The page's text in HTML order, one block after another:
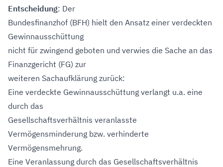
Entscheidung: Der
Bundesfinanzhof (BFH) hielt den Ansatz einer verdeckten
Gewinnausschüttung
nicht für zwingend geboten und verwies die Sache an das
Finanzgericht (FG) zur
weiteren Sachaufklärung zurück:
Eine verdeckte Gewinnausschüttung verlangt u.a. eine
durch das
Gesellschaftsverhältnis veranlasste
Vermögensminderung bzw. verhinderte
Vermögensmehrung.
Eine Veranlassung durch das Gesellschaftsverhältnis